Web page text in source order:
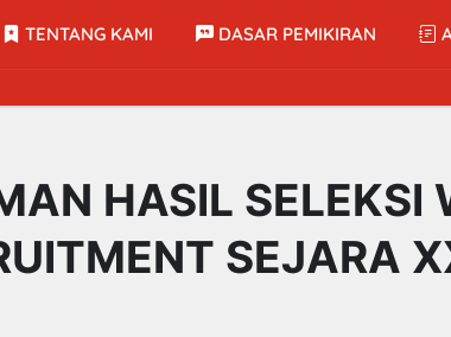
TENTANG KAMI DASAR PEMIKIRAN
HASIL SELEKSI
SEJARA